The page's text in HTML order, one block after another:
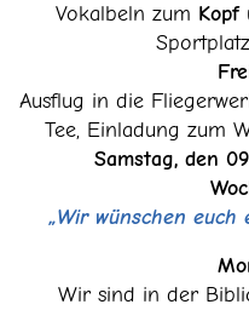
Vokalbeln zum Kopf
Ausflug in die
Tee, Einladung zum
Samstag, den
„Wir wünschen euch
Wir sind in der